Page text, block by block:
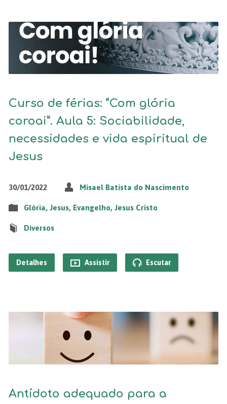
Curso de férias: “Com glória
coroai”. Aula 5: Sociabilidade,
necessidades e vida espiritual de
Jesus
30/01/2022 Misael Batista do Nascimento
Glória, Jesus, Evangelho, Jesus Cristo
Diversos
Detalhes Assistir Escutar
Antídoto adequado para a